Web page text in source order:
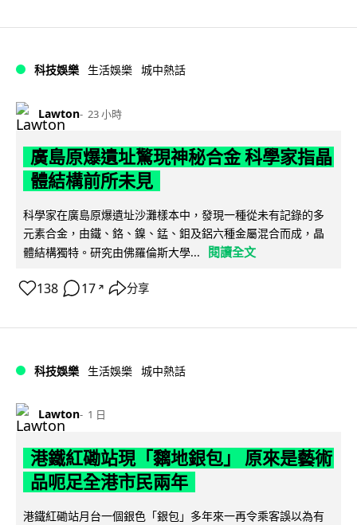
科技娛樂 生活娛樂 城中熱話
Lawton 23 小時
廣島原爆遺址驚現神秘合金 科學家指晶
體結構前所未見
科學家在廣島原爆遺址沙灘樣本中，發現一種從未有記錄的多
元素合金，由鐵、鉻、鎳、錳、鉬及鋁六種金屬混合而成，晶
體結構獨特。研究由佛羅倫斯大學...
閱讀全文
138 17 ↗ 分享
科技娛樂 生活娛樂 城中熱話
Lawton 1 日
港鐵紅磡站現「黐地銀包」 原來是藝術
品呃足全港市民兩年
港鐵紅磡站月台一個銀色「銀包」多年來一再令乘客誤以為有